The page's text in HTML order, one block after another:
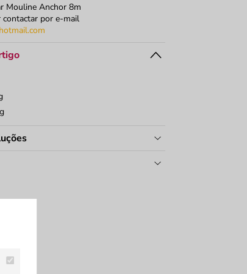
Mouline Anchor 8m
contactar por e-mail